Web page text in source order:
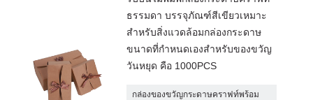
ธรรมดา บรรจุภัณฑ์สีเขียวเหมาะ
สำหรับสิ่งแวดล้อมกล่องกระดาษ
ขนาดที่กำหนดเองสำหรับของขวัญ
วันหยุด คือ 1000PCS
กล่องของขวัญกระดาษคราฟท์พร้อม